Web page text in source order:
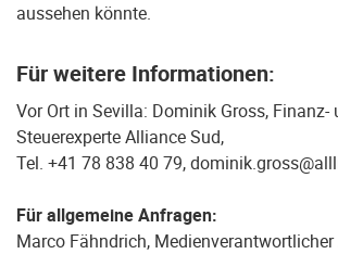
aussehen könnte.
Für weitere Informationen:
Vor Ort in Sevilla: Dominik Gross, Finanz-
Steuerexperte Alliance Sud,
Tel. +41 78 838 40 79,
Für allgemeine Anfragen:
Marco Fähndrich,